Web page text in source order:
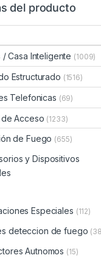
del producto
/ Casa Inteligente (1009)
Estructurado (1516)
Telefonicas (69)
Acceso (1233)
de Fuego (655)
y Dispositivos
Especiales (112)
deteccion de fuego
Autnomos (15)